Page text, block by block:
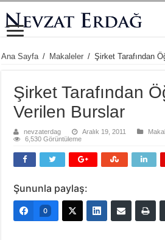
Ana Sayfa / Makaleler / Şirket Tarafından
Şirket Tarafından
Verilen Burslar
nevzaterdag Aralık 19, 2011
6,530 Görüntüleme
Şununla paylaş:
0